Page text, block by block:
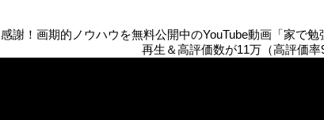
感謝！画期的ノウハウを無料公開中のYouTube動画「家で
再生＆高評価数が11万（高評価